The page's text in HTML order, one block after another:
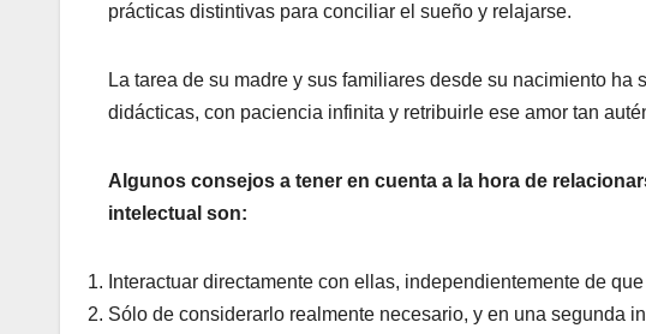
prácticas distintivas para conciliar el sueño y relajarse.
La tarea de su madre y sus familiares desde su nacimiento
didácticas, con paciencia infinita y retribuirle ese amor tan
Algunos consejos a tener en cuenta a la hora de
intelectual son:
Interactuar directamente con ellas, independientemente de
Sólo de considerarlo realmente necesario, y en una segunda